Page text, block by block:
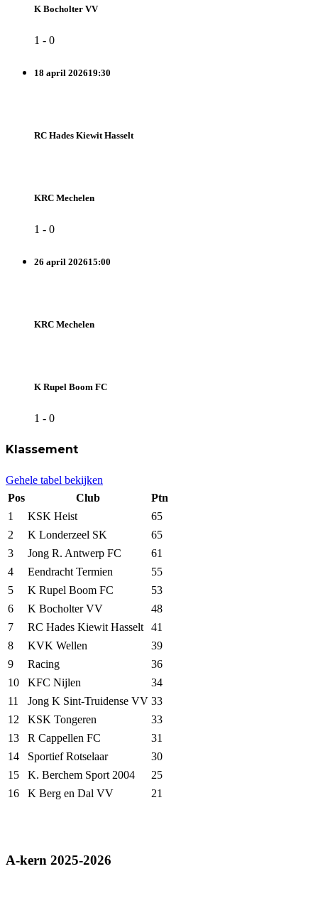
K Bocholter VV
1 - 0
18 april 202619:30
RC Hades Kiewit Hasselt
KRC Mechelen
1 - 0
26 april 202615:00
KRC Mechelen
K Rupel Boom FC
1 - 0
Klassement
Gehele tabel bekijken
Pos
Club
Ptn
1
KSK Heist
65
2
K Londerzeel SK
65
3
Jong R. Antwerp FC
61
4
Eendracht Termien
55
5
K Rupel Boom FC
53
6
K Bocholter VV
48
7
RC Hades Kiewit Hasselt
41
8
KVK Wellen
39
9
Racing
36
10
KFC Nijlen
34
11
Jong K Sint-Truidense VV 33
12
KSK Tongeren
33
13
R Cappellen FC
31
14
Sportief Rotselaar
30
15
K. Berchem Sport 2004
25
16
K Berg en Dal VV 21
A-kern 2025-2026